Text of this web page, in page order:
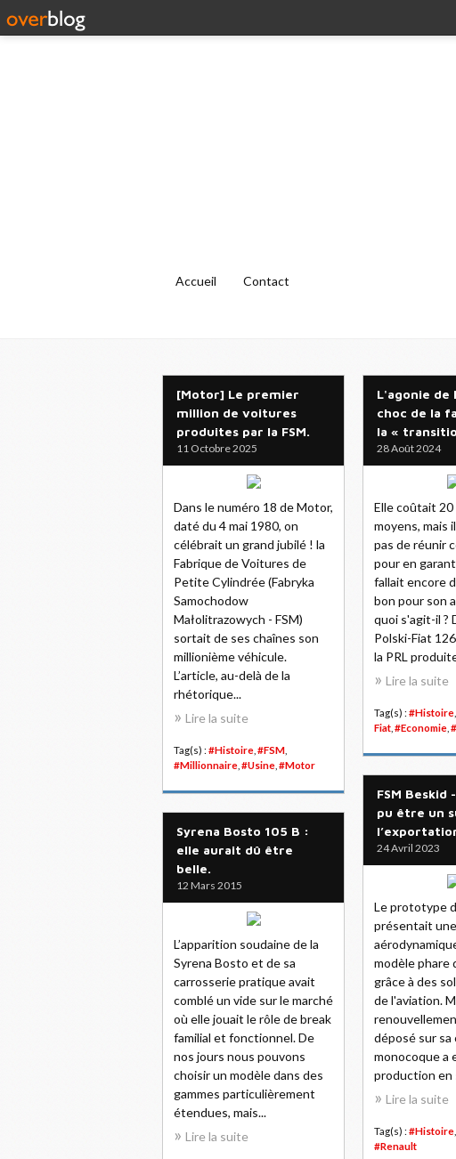
Accueil Contact
[Motor] Le premier
million de voitures
produites par la FSM.
11 Octobre 2025
Dans le numéro 18 de Motor,
daté du 4 mai 1980, on
célébrait un grand jubilé ! la
Fabrique de Voitures de
Petite Cylindrée (Fabryka
Samochodow
Małolitrazowych - FSM)
sortait de ses chaînes son
millionième véhicule.
L’article, au-delà de la
rhétorique...
Lire la suite
Tag(s) : #Histoire #FSM
#Millionnaire #Usine #Motor
L'agonie de
choc de la
la «
28 Août 2024
Elle coûtait 20
moyens, mais
pas de réunir
pour en
fallait encore
bon pour son
quoi s'agit-il ?
Polski-Fiat
la PRL
Lire la suite
Tag(s) : #Histoire
Fiat #Economie
FSM Beskid
pu être un
24 Avril 2023
Le prototype
présentait
modèle phare
grâce à des
de l'aviation.
déposé sur sa
monocoque a
production en
Lire la suite
Tag(s) : #Histoire
#Renault
Syrena Bosto 105 B :
elle aurait dû être
belle.
12 Mars 2015
L’apparition soudaine de la
Syrena Bosto et de sa
carrosserie pratique avait
comblé un vide sur le marché
où elle jouait le rôle de break
familial et fonctionnel. De
nos jours nous pouvons
choisir un modèle dans des
gammes particulièrement
étendues, mais...
Lire la suite